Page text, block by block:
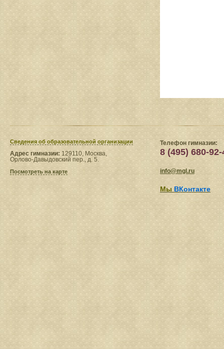
Сведения​ об образовательной организации
Адрес гимназии: 129110, Москва,
Орлово-Давыдовский пер., д. 5.
Посмотреть на карте
Телефон гимназии:
8 (495) 680-92-
info@mgl.ru
Мы ВКонтакте